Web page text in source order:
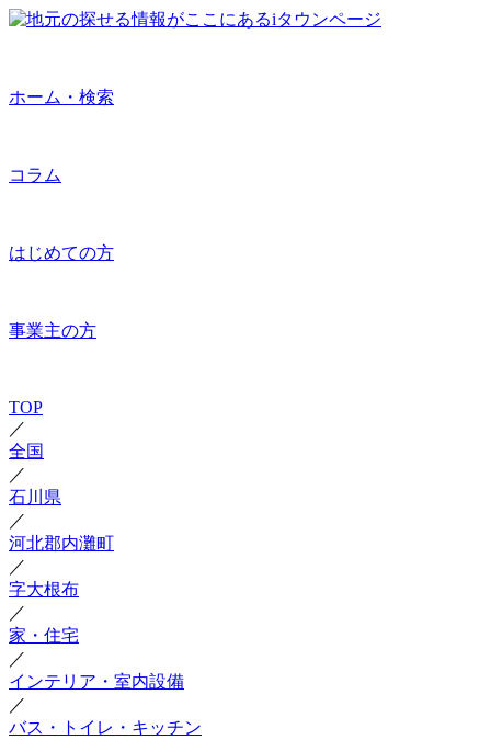
ホーム・検索
コラム
はじめての方
事業主の方
TOP
／
全国
／
石川県
／
河北郡内灘町
／
字大根布
／
家・住宅
／
インテリア・室内設備
／
バス・トイレ・キッチン